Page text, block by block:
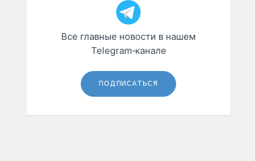
Все главные новости в нашем
Telegram‑канале
ПОДПИСАТЬСЯ